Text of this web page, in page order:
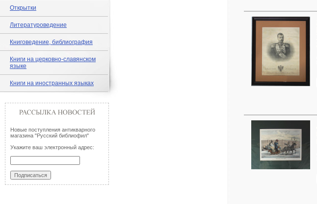
Открытки
Литературоведение
Книговедение, библиография
Книги на церковно-славянском
языке
Книги на иностранных языках
Новые поступления антикварного
магазина "Русский библиофил"
Укажите ваш электронный адрес: